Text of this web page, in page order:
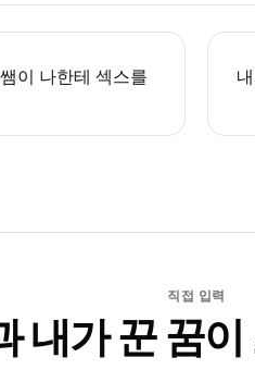
이 나한테 섹스를
직접 입력
내가 꾼 꿈